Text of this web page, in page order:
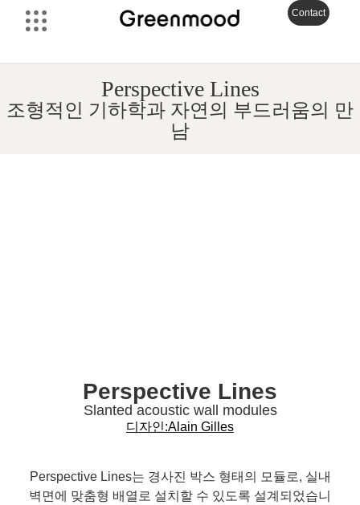
Contact
Perspective Lines
조형적인 기하학과 자연의 부드러움의 만
남
Perspective Lines
Slanted acoustic wall modules
디자인:Alain Gilles
Perspective Lines는 경사진 박스 형태의 모듈로, 실내
벽면에 맞춤형 배열로 설치할 수 있도록 설계되었습니